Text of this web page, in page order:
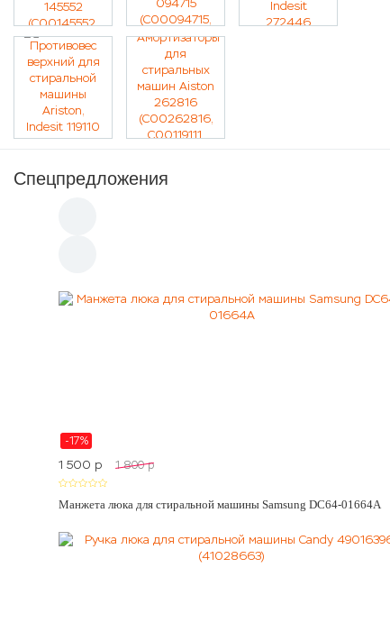
Спецпредложения
-17%
1 500 p 1 800 p
Манжета люка для стиральной машины Samsung DC64-01664A